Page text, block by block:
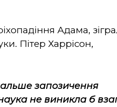
Адама,
Пітер Харрісон,
запозичення
не виникла б